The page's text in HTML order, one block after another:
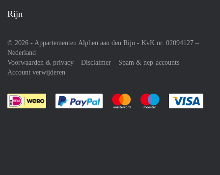
Rijn
© 2026 - Appartementen Alphen aan den Rijn - KvK nr. 02094127 –
Nederland
Voorwaarden & privacy
Disclaimer
Spam & nep-accounts
Account verwijderen
Je rekent gemakkelijk af met Paypal
Je rekent gemakkelijk af met
Je rekent